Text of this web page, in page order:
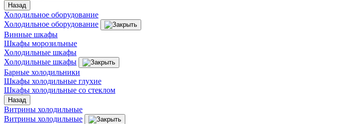
Назад
Холодильное оборудование
Холодильное оборудование
Винные шкафы
Шкафы морозильные
Холодильные шкафы
Холодильные шкафы
Барные холодильники
Шкафы холодильные глухие
Шкафы холодильные со стеклом
Назад
Витрины холодильные
Витрины холодильные